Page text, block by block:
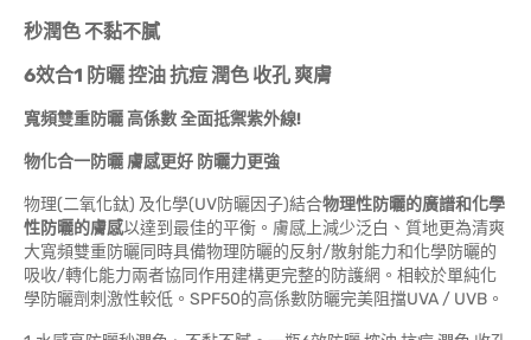
秒潤色 不黏不膩
6效合1 防曬 控油 抗痘 潤色 收孔 爽膚
寬頻雙重防曬 高係數 全面抵禦紫外線!
物化合一防曬 膚感更好 防曬力更強
物理(二氧化鈦) 及化學(UV防曬因子)結合物理性防曬的廣譜和化學
性防曬的膚感以達到最佳的平衡。膚感上減少泛白、質地更為清爽
大寬頻雙重防曬同時具備物理防曬的反射/散射能力和化學防曬的
吸收/轉化能力兩者協同作用建構更完整的防護網。相較於單純化
學防曬劑刺激性較低。SPF50的高係數防曬完美阻擋UVA / UVB。